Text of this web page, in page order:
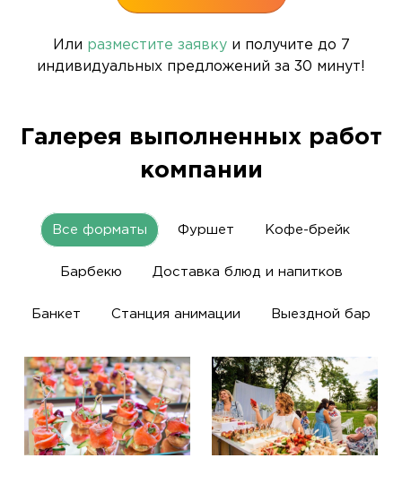
Или разместите заявкуи получите до 7
индивидуальных предложений за 30 минут!
Галерея выполненных работ
компании
Все форматы Фуршет Кофе-брейк
Барбекю Доставка блюд и напитков
Банкет Станция анимации Выездной бар